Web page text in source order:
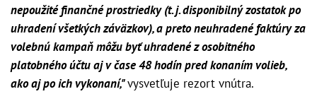
nepoužité finančné prostriedky (t. j. disponibilný zostatok po
uhradení všetkých záväzkov), a preto neuhradené faktúry za
volebnú kampaň môžu byť uhradené z osobitného
platobného účtu aj v čase 48 hodín pred konaním volieb,
ako aj po ich vykonaní,"vysvetľuje rezort vnútra.